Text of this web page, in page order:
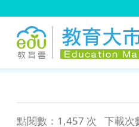
點閱數：1,457 次 下載次